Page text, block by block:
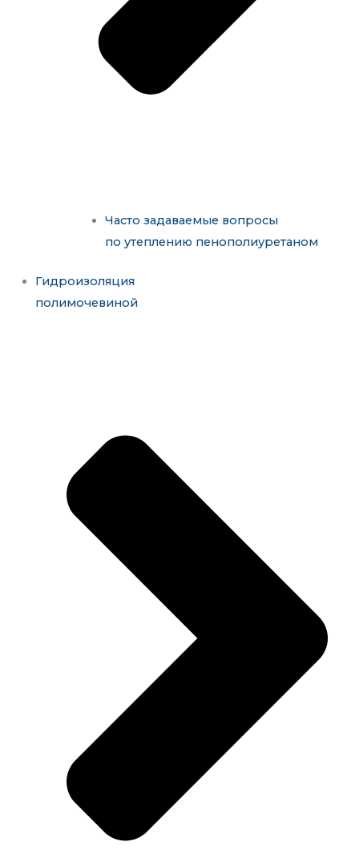
Часто задаваемые вопросы
по утеплению пенополиуретаном
Гидроизоляция
полимочевиной